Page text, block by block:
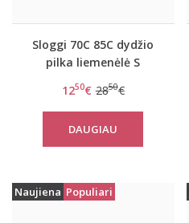
Sloggi 70C 85C dydžio
pilka liemenėlė S
1250€ 2850€
DAUGIAU
Naujiena Populiari